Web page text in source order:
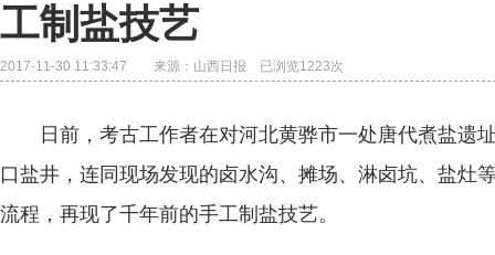
工制盐技艺
2017-11-30 11:33:47 来源：山西日报 已浏览1223次
日前，考古工作者在对河北黄骅市一处唐代煮盐遗
口盐井，连同现场发现的卤水沟、摊场、淋卤坑、盐灶
流程，再现了千年前的手工制盐技艺。